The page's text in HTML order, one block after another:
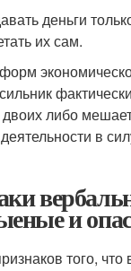
деньги
их сам.
двоих либо
в
и
того,